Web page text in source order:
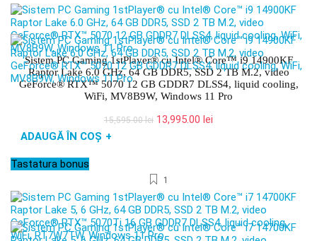
Sistem PC Gaming 1stPlayer® cu Intel® Core™ i9 14900KF
Raptor Lake 6.0 GHz, 64 GB DDR5, SSD 2 TB M.2, video
GeForce® RTX™ 5070 12 GB GDDR7 DLSS4, liquid cooling,
WiFi, MV8B9W, Windows 11 Pro
15,595.00lei Prețul
13,995.00 lei
ADAUGĂ ÎN COȘ +
Tastatura bonus
1